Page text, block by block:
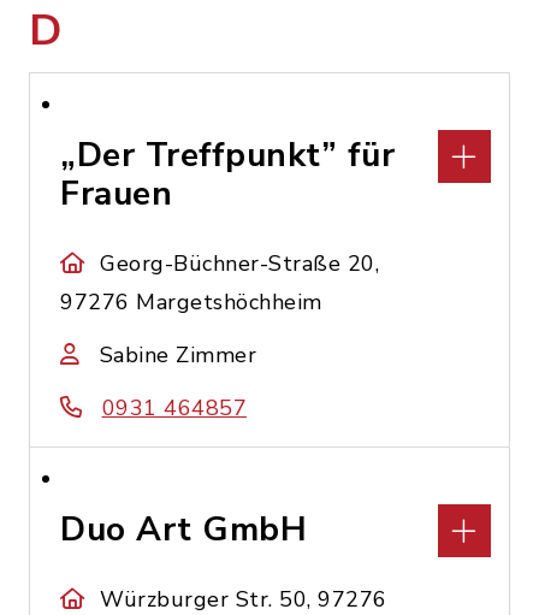
D
„Der Treffpunkt” für
Frauen
Georg-Büchner-Straße 20,
97276 Margetshöchheim
Sabine Zimmer
0931 464857
Duo Art GmbH
Würzburger Str. 50, 97276